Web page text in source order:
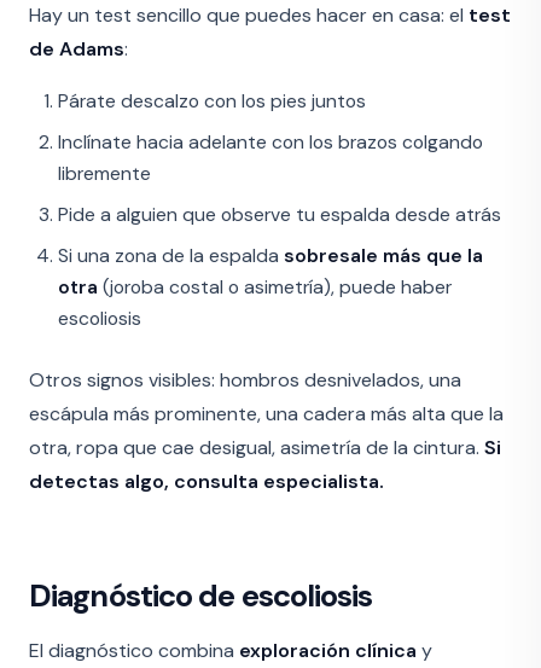
Hay un test sencillo que puedes hacer en casa: el test
de Adams:
Párate descalzo con los pies juntos
Inclínate hacia adelante con los brazos colgando
libremente
Pide a alguien que observe tu espalda desde atrás
Si una zona de la espalda sobresale más que la
otra (joroba costal o asimetría), puede haber
escoliosis
Otros signos visibles: hombros desnivelados, una
escápula más prominente, una cadera más alta que la
otra, ropa que cae desigual, asimetría de la cintura. Si
detectas algo, consulta especialista.
Diagnóstico de escoliosis
El diagnóstico combina exploración clínica y